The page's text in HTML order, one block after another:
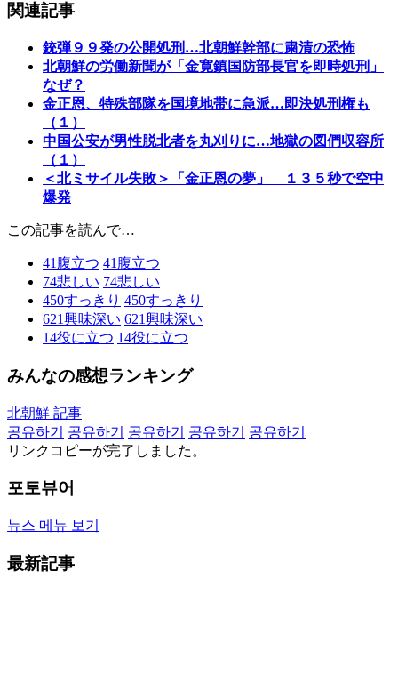
関連記事
銃弾９９発の公開処刑…北朝鮮幹部に粛清の恐怖
北朝鮮の労働新聞が「金寛鎮国防部長官を即時処刑」
なぜ？
金正恩、特殊部隊を国境地帯に急派…即決処刑権も
（１）
中国公安が男性脱北者を丸刈りに…地獄の図們収容所
（１）
＜北ミサイル失敗＞「金正恩の夢」 １３５秒で空中
爆発
この記事を読んで…
41 腹立つ 41 腹立つ
74悲しい 74悲しい
450すっきり 450すっきり
621興味深い 621興味深い
14役に立つ 14役に立つ
みんなの感想ランキング
北朝鮮 記事
공유하기
공유하기 공유하기 공유하기
공유하기
リンクコピーが完了しました。
포토뷰어
뉴스 메뉴 보기
最新記事